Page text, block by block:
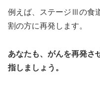
例えば、ステージⅢの食
割の方に再発します。
あなたも、がんを再発さ
指しましょう。